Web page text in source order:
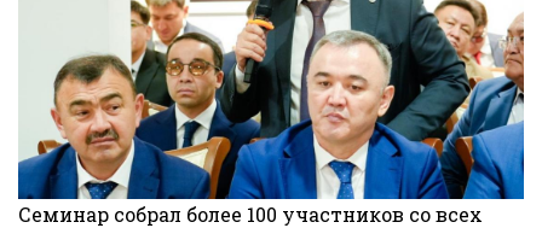
Семинар собрал более 100 участников со всех